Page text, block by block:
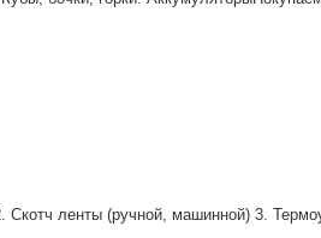
ленты (ручной, машинной) 3.